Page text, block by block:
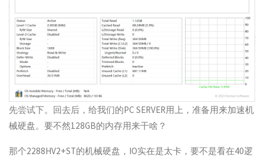
先尝试下。回去后，给我们的PC SERVER用上，准备用来加速机
械硬盘。要不然128GB的内存用来干啥？
那个2288HV2+ST的机械硬盘，IO实在是太卡，要不是看在40逻